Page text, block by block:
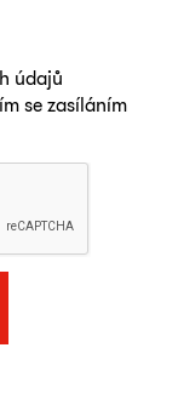
údajů
se zasíláním